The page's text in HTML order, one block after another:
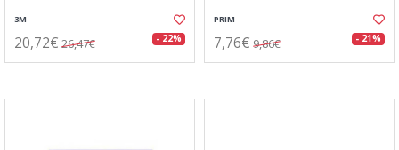
3M
20,72€ 26,47€ - 22%
PRIM
7,76€ 9,86€ - 21%